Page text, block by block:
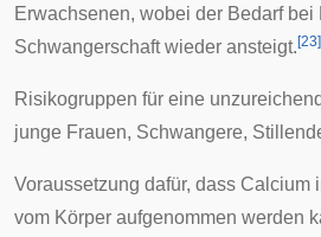
Erwachsenen, wobei der Bedarf bei
Schwangerschaft wieder ansteigt. [23]
Risikogruppen für eine
junge Frauen, Schwangere,
Voraussetzung dafür, dass Calcium
vom Körper aufgenommen werden